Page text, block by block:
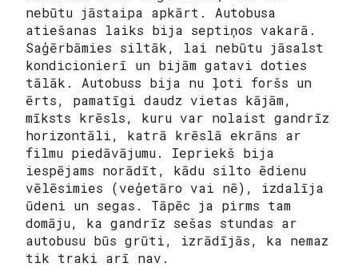
nebūtu jāstaipa apkārt. Autobusa
atiešanas laiks bija septiņos vakarā.
Saģērbāmies siltāk, lai nebūtu jāsalst
kondicionierī un bijām gatavi doties
tālāk. Autobuss bija nu ļoti foršs un
ērts, pamatīgi daudz vietas kājām,
mīksts krēsls, kuru var nolaist gandrīz
horizontāli, katrā krēslā ekrāns ar
filmu piedāvājumu. Iepriekš bija
iespējams norādīt, kādu silto ēdienu
vēlēsimies (veģetāro vai nē), izdalīja
ūdeni un segas. Tāpēc ja pirms tam
domāju, ka gandrīz sešas stundas ar
autobusu būs grūti, izrādījās, ka nemaz
tik traki arī nav.